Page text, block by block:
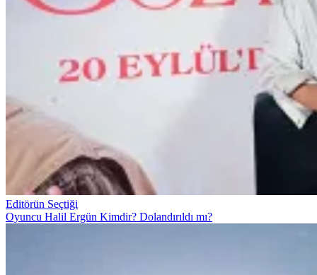
Editörün Seçtiği
Oyuncu Halil Ergün Kimdir? Dolandırıldı mı?